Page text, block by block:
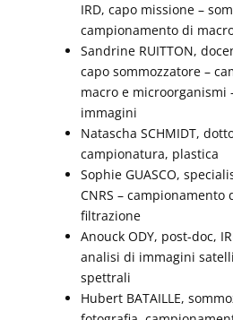
IRD, capo missione –
campionamento di
Sandrine RUITTON,
capo sommozzatore –
macro e microorganismi
immagini
Natascha SCHMIDT,
campionatura, plastica
Sophie GUASCO,
CNRS –
filtrazione
Anouck ODY, post-doc,
analisi di immagini
spettrali
Hubert BATAILLE,